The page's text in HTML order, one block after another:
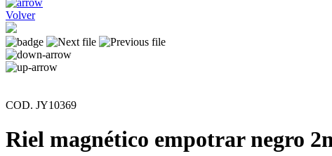
Volver
COD. JY10369
Riel magnético empotrar negro